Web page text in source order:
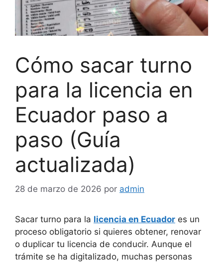
Cómo sacar turno
para la licencia en
Ecuador paso a
paso (Guía
actualizada)
28 de marzo de 2026 por admin
Sacar turno para la licencia en Ecuador es un
proceso obligatorio si quieres obtener, renovar
o duplicar tu licencia de conducir. Aunque el
trámite se ha digitalizado, muchas personas